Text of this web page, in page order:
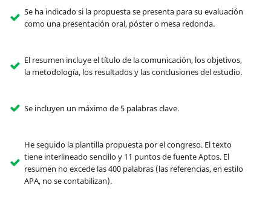
Se ha indicado si la propuesta se presenta para su evaluación
como una presentación oral, póster o mesa redonda.
El resumen incluye el título de la comunicación, los objetivos,
la metodología, los resultados y las conclusiones del estudio.
Se incluyen un máximo de 5 palabras clave.
He seguido la plantilla propuesta por el congreso. El texto
tiene interlineado sencillo y 11 puntos de fuente Aptos. El
resumen no excede las 400 palabras (las referencias, en estilo
APA, no se contabilizan).